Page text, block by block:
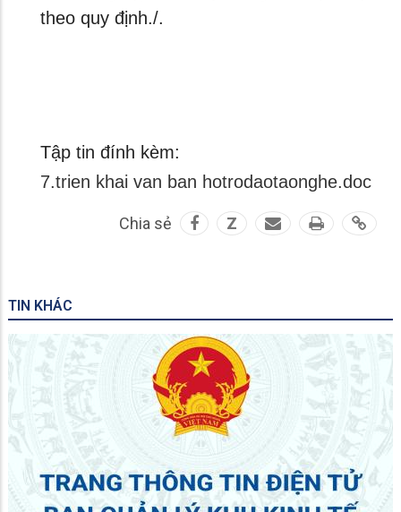
theo quy định./.
Tập tin đính kèm:
7.trien khai van ban hotrodaotaonghe.doc
Chia sẻ Z
TIN KHÁC